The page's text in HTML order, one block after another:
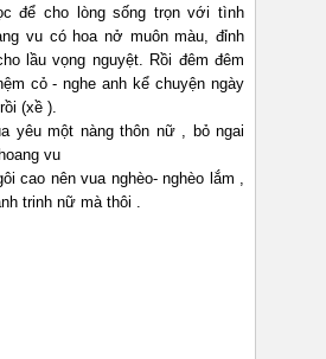
để cho lòng sống trọn với tình
vu có hoa nở muôn màu, đỉnh
lầu vọng nguyệt. Rồi đêm đêm
cỏ - nghe anh kể chuyện ngày
(xề ).
yêu một nàng thôn nữ , bỏ ngai
vu
cao nên vua nghèo- nghèo lắm ,
trinh nữ mà thôi .